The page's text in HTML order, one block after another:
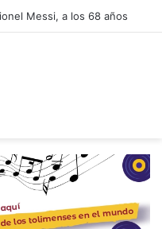
Messi, a los 68 años